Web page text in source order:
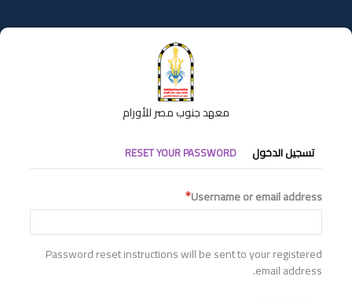
إلى
المحتوى
معهد جنوب مصر للأورام
التبويبات
الأساسية
تسجيل الدخول RESET YOUR PASSWORD
Username or email address
Password reset instructions will be sent to your registered
email address.